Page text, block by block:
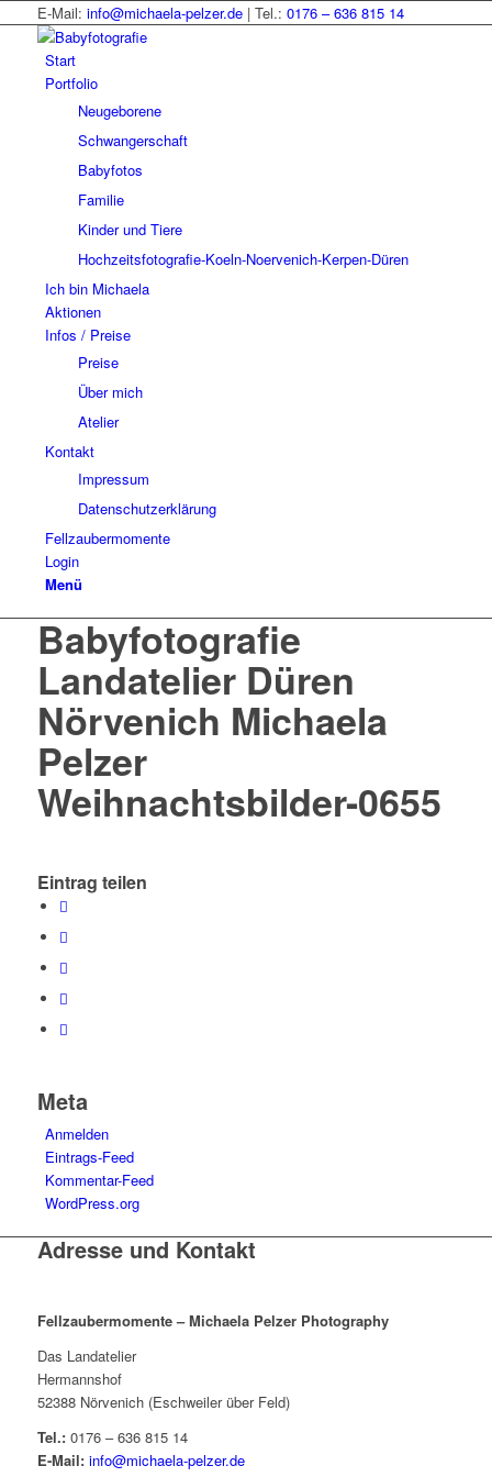
E-Mail: info@michaela-pelzer.de| Tel.: 0176 – 636 815 14
Start
Portfolio
Neugeborene
Schwangerschaft
Babyfotos
Familie
Kinder und Tiere
Hochzeitsfotografie-Koeln-Noervenich-Kerpen-Düren
Ich bin Michaela
Aktionen
Infos / Preise
Preise
Über mich
Atelier
Kontakt
Impressum
Datenschutzerklärung
Fellzaubermomente
Login
Menü
Babyfotografie
Landatelier Düren
Nörvenich Michaela
Pelzer
Weihnachtsbilder-0655
Eintrag teilen
Meta
Anmelden
Eintrags-Feed
Kommentar-Feed
WordPress.org
Adresse und Kontakt
Fellzaubermomente –Michaela Pelzer Photography
Das Landatelier
Hermannshof
52388 Nörvenich (Eschweiler über Feld)
Tel.:0176 – 636 815 14
E-Mail: info@michaela-pelzer.de